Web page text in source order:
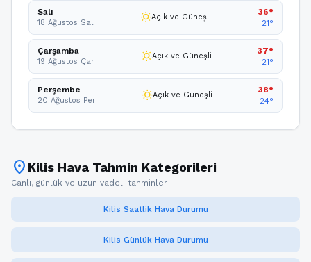
Salı
18 Ağustos Sal wb_sunnyAçık ve Güneşli
36°
21°
Çarşamba
19 Ağustos Çar wb_sunnyAçık ve Güneşli
37°
21°
Perşembe
20 Ağustos Per wb_sunnyAçık ve Güneşli
38°
24°
location_on Kilis Hava Tahmin Kategorileri
Canlı, günlük ve uzun vadeli tahminler
Kilis Saatlik Hava Durumu
Kilis Günlük Hava Durumu